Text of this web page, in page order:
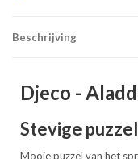
Beschrijving
Djeco -
Stevige
Mooie puzzel van het